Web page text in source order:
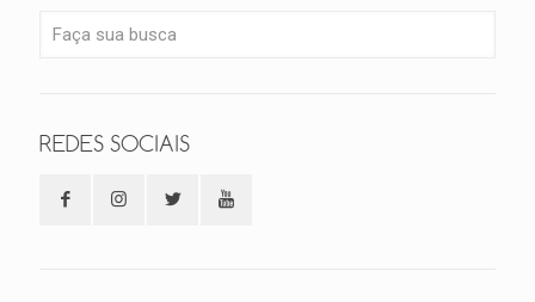
REDES SOCIAIS